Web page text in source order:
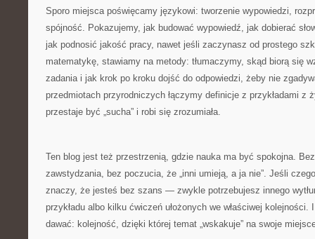
Sporo miejsca poświęcamy językowi: tworzenie wypowiedzi,
spójność. Pokazujemy, jak budować wypowiedź, jak dobierać
jak podnosić jakość pracy, nawet jeśli zaczynasz od prostego
matematykę, stawiamy na metody: tłumaczymy, skąd biorą się
zadania i jak krok po kroku dojść do odpowiedzi, żeby nie
przedmiotach przyrodniczych łączymy definicje z przykładami z
przestaje być „sucha” i robi się zrozumiała.
Ten blog jest też przestrzenią, gdzie nauka ma być spokojna.
zawstydzania, bez poczucia, że „inni umieją, a ja nie”. Jeśli
znaczy, że jesteś bez szans — zwykle potrzebujesz innego
przykładu albo kilku ćwiczeń ułożonych we właściwej kolejności.
dawać: kolejność, dzięki której temat „wskakuje” na swoje